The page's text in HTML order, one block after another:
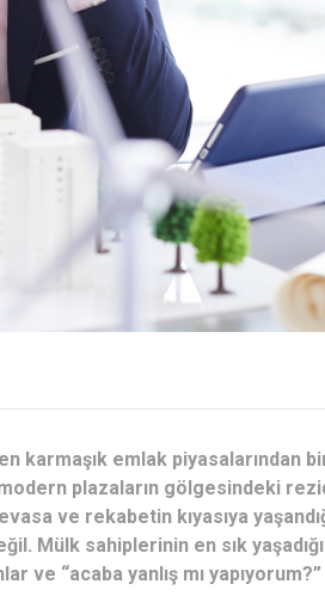
karmaşık emlak piyasalarından
plazaların gölgesindeki
ve rekabetin kıyasıya
Mülk sahiplerinin en sık
ve “acaba yanlış mı